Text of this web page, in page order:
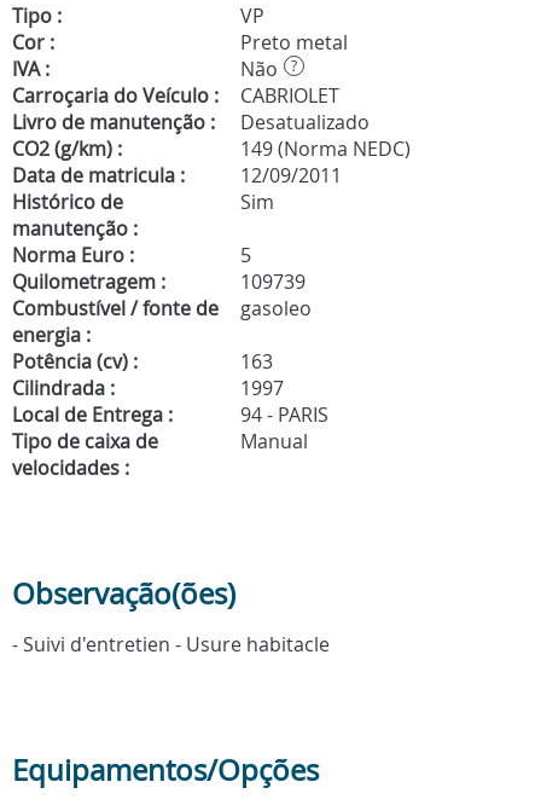
Tipo :
VP
Cor :
Preto metal
IVA :
Não ?
Carroçaria do Veículo :
CABRIOLET
Livro de manutenção :
Desatualizado
CO2 (g/km) :
149 (Norma NEDC)
Data de matricula :
12/09/2011
Histórico de
manutenção :
Sim
Norma Euro :
5
Quilometragem :
109739
Combustível / fonte de
energia :
gasoleo
Potência (cv) :
163
Cilindrada :
1997
Local de Entrega :
94 - PARIS
Tipo de caixa de
velocidades :
Manual
Observação(ões)
- Suivi d'entretien - Usure habitacle
Equipamentos/Opções